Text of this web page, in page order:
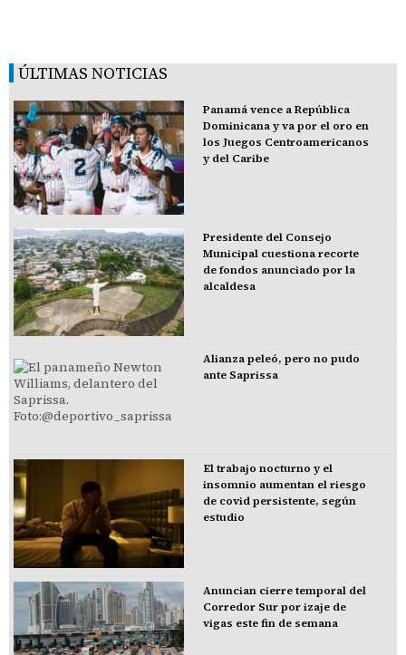
ÚLTIMAS NOTICIAS
Panamá vence a República
Dominicana y va por el oro en
los Juegos Centroamericanos
y del Caribe
Presidente del Consejo
Municipal cuestiona recorte
de fondos anunciado por la
alcaldesa
Alianza peleó, pero no pudo
ante Saprissa
El trabajo nocturno y el
insomnio aumentan el riesgo
de covid persistente, según
estudio
Anuncian cierre temporal del
Corredor Sur por izaje de
vigas este fin de semana